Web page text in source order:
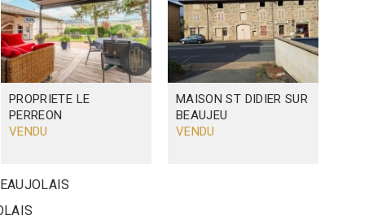
PROPRIETE LE
PERREON
VENDU
MAISON ST DIDIER SUR
BEAUJEU
VENDU